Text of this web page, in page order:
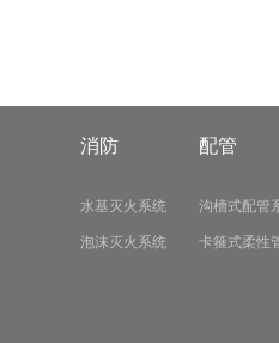
消防
水基灭火系统
泡沫灭火系统
配管
沟槽式配管
卡箍式柔性